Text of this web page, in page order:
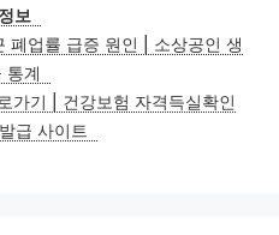
정보
폐업률 급증 원인 | 소상공인 생
통계
가기 | 건강보험 자격득실확인
급 사이트